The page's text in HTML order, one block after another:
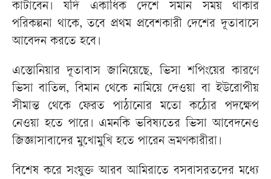
কাটাবেন। যদি একাধিক দেশে সমান সময় থাকার
পরিকল্পনা থাকে, তবে প্রথম প্রবেশকারী দেশের দূতাবাসে
আবেদন করতে হবে।
এস্তোনিয়ার দূতাবাস জানিয়েছে, ভিসা শপিংয়ের কারণে
ভিসা বাতিল, বিমান থেকে নামিয়ে দেওয়া বা ইউরোপীয়
সীমান্ত থেকে ফেরত পাঠানোর মতো কঠোর পদক্ষেপ
নেওয়া হতে পারে। এমনকি ভবিষ্যতের ভিসা আবেদনেও
জিজ্ঞাসাবাদের মুখোমুখি হতে পারেন ভ্রমণকারীরা।
বিশেষ করে সংযুক্ত আরব আমিরাতে বসবাসরতদের মধ্যে